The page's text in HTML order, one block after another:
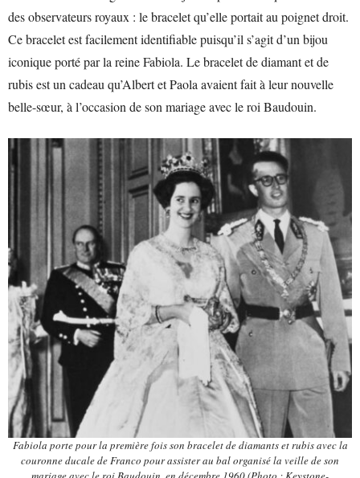
des observateurs royaux : le bracelet qu’elle portait au poignet droit.
Ce bracelet est facilement identifiable puisqu’il s’agit d’un bijou
iconique porté par la reine Fabiola. Le bracelet de diamant et de
rubis est un cadeau qu’Albert et Paola avaient fait à leur nouvelle
belle-sœur, à l’occasion de son mariage avec le roi Baudouin.
Fabiola porte pour la première fois son bracelet de diamants et rubis avec la
couronne ducale de Franco pour assister au bal organisé la veille de son